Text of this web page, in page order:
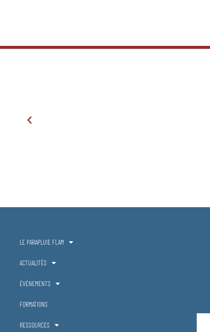
LE PARAPLUIE FLAM
ACTUALITÉS
ÉVÉNEMENTS
FORMATIONS
RESSOURCES